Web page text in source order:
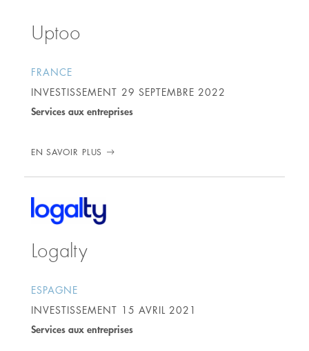
Uptoo
FRANCE
INVESTISSEMENT 29 SEPTEMBRE 2022
Services aux entreprises
EN SAVOIR PLUS
Logalty
ESPAGNE
INVESTISSEMENT 15 AVRIL 2021
Services aux entreprises